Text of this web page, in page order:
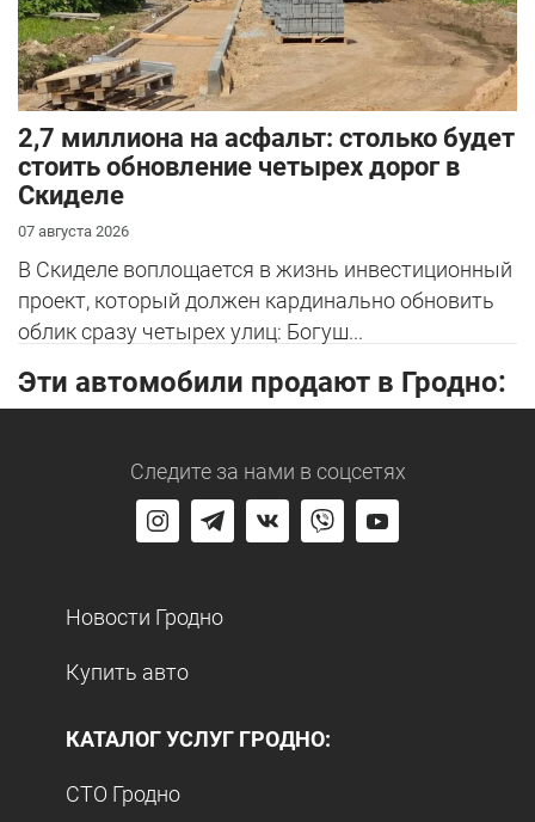
2,7 миллиона на асфальт: столько будет
стоить обновление четырех дорог в
Скиделе
07 августа 2026
В Скиделе воплощается в жизнь инвестиционный
проект, который должен кардинально обновить
облик сразу четырех улиц: Богуш...
Эти автомобили продают в Гродно:
Следите за нами в соцсетях
Новости Гродно
Купить авто
КАТАЛОГ УСЛУГ ГРОДНО:
СТО Гродно